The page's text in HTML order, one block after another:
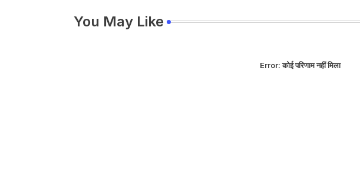
You May Like
Error:कोई परिणाम नहीं मिला